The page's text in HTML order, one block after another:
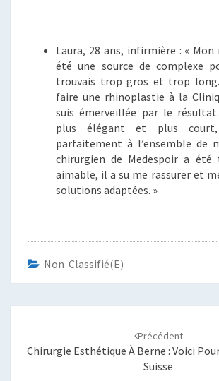
Laura, 28 ans, infirmière : «
été une source de complexe
trouvais trop gros et trop long.
faire une rhinoplastie à la
suis émerveillée par le
plus élégant et plus
parfaitement à l’ensemble de
chirurgien de Medespoir a
aimable, il a su me rassurer et
solutions adaptées. »
Non Classifié(e)
Précédent
Chirurgie Esthétique À Berne : Voici
Suisse